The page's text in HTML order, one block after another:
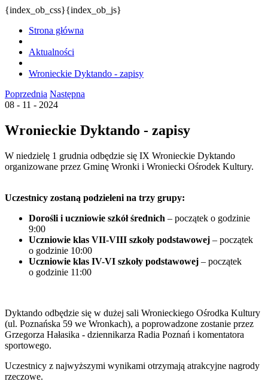
{index_ob_css}{index_ob_js}
Strona główna
Aktualności
Wronieckie Dyktando - zapisy
Poprzednia Następna
08 - 11 - 2024
Wronieckie Dyktando - zapisy
W niedzielę 1 grudnia odbędzie się IX Wronieckie Dyktando
organizowane przez Gminę Wronki i Wroniecki Ośrodek Kultury.
Uczestnicy zostaną podzieleni na trzy grupy:
Dorośli i uczniowie szkół średnich – początek o godzinie
9:00
Uczniowie klas VII-VIII szkoły podstawowej – początek
o godzinie 10:00
Uczniowie klas IV-VI szkoły podstawowej – początek
o godzinie 11:00
Dyktando odbędzie się w dużej sali Wronieckiego Ośrodka Kultury
(ul. Poznańska 59 we Wronkach), a poprowadzone zostanie przez
Grzegorza Hałasika - dziennikarza Radia Poznań i komentatora
sportowego.
Uczestnicy z najwyższymi wynikami otrzymają atrakcyjne nagrody
rzeczowe.